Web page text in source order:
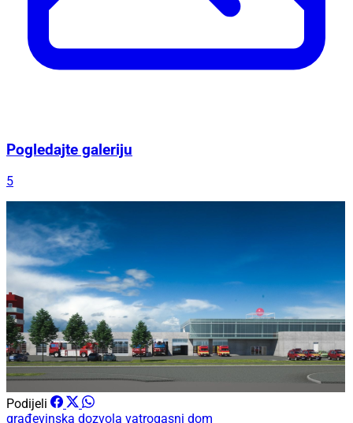
Pogledajte galeriju
5
Podijeli
građevinska dozvola vatrogasni dom